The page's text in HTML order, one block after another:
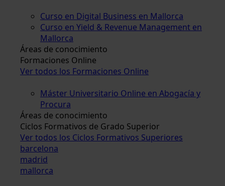
Curso en Digital Business en Mallorca
Curso en Yield & Revenue Management en
Mallorca
Áreas de conocimiento
Formaciones Online
Ver todos los Formaciones Online
Máster Universitario Online en Abogacía y
Procura
Áreas de conocimiento
Ciclos Formativos de Grado Superior
Ver todos los Ciclos Formativos Superiores
barcelona
madrid
mallorca